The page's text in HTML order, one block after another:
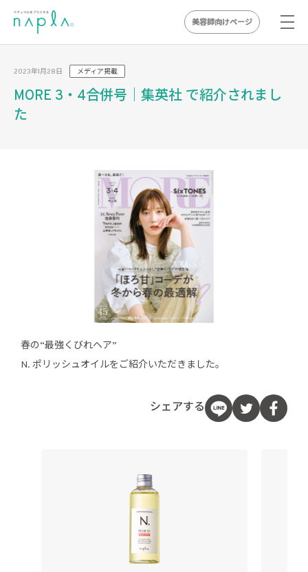
content
美容師向けページ
2023年1月28日 メディア掲載
MORE 3・4合併号｜集英社 で紹介されまし
た
春の“最強くびれヘア”
N. ポリッシュオイルをご紹介いただきました。
シェアする